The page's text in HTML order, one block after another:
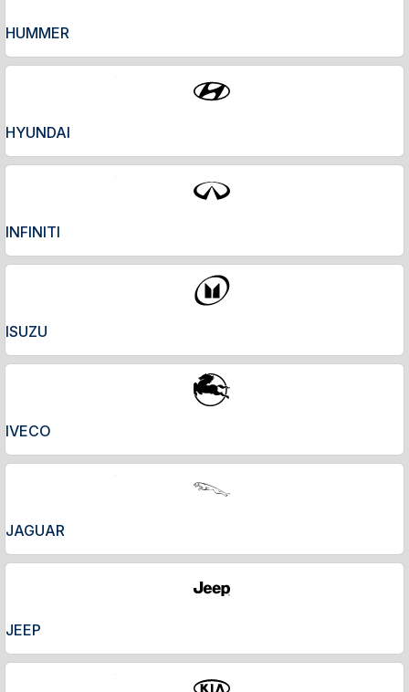
HUMMER
HYUNDAI
INFINITI
ISUZU
IVECO
JAGUAR
JEEP